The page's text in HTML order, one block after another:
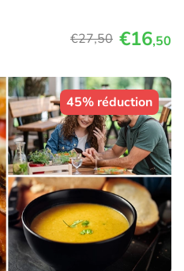
€27,50 €16,50
45% réduction